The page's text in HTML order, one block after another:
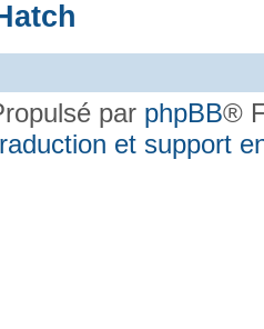
par phpBB®
et support